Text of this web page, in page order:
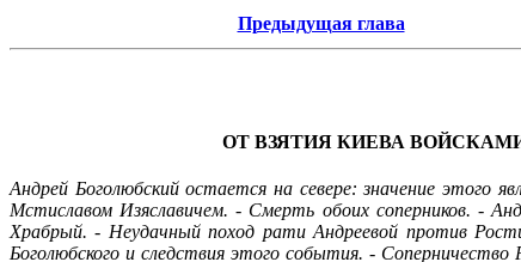
Предыдущая глава
ОТ ВЗЯТИЯ КИЕВА
Андрей Боголюбский остается на севере: значение этого
Мстиславом Изяславичем. - Смерть обоих соперников. -
Храбрый. - Неудачный поход рати Андреевой против
Боголюбского и следствия этого события. -